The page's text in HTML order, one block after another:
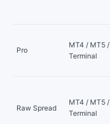
Pro
MT4 / MT5 /
Terminal
Raw Spread
MT4 / MT5 /
Terminal